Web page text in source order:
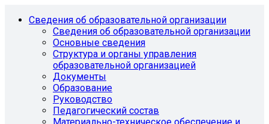
Сведения об образовательной организации
Сведения об образовательной организации
Основные сведения
Структура и органы управления
образовательной организацией
Документы
Образование
Руководство
Педагогический состав